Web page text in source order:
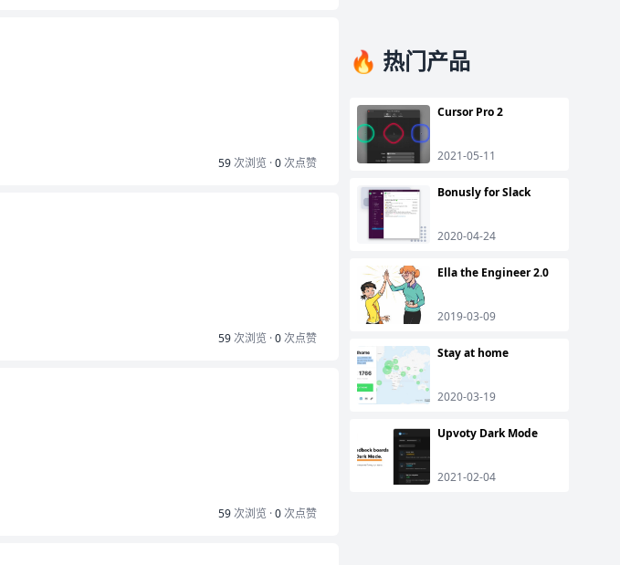
59次浏览 ·0次点赞
59次浏览 ·0次点赞
59次浏览 ·0次点赞
🔥 热门产品
Cursor Pro 2
2021-05-11
Bonusly for Slack
2020-04-24
Ella the Engineer 2.0
2019-03-09
Stay at home
2020-03-19
Upvoty Dark Mode
2021-02-04